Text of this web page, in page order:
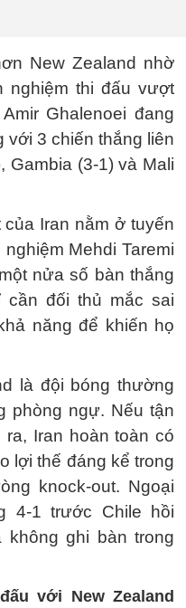
New Zealand nhờ
thi đấu vượt
Ghalenoei đang
3 chiến thắng liên
Gambia (3-1) và Mali
Iran nằm ở tuyến
Mehdi Taremi
nửa số bàn thắng
cần đối thủ mắc sai
năng để khiến họ
là đội bóng thường
phòng ngự. Nếu tận
Iran hoàn toàn có
lợi thế đáng kể trong
knock-out. Ngoại
4-1 trước Chile hồi
không ghi bàn trong
với New Zealand